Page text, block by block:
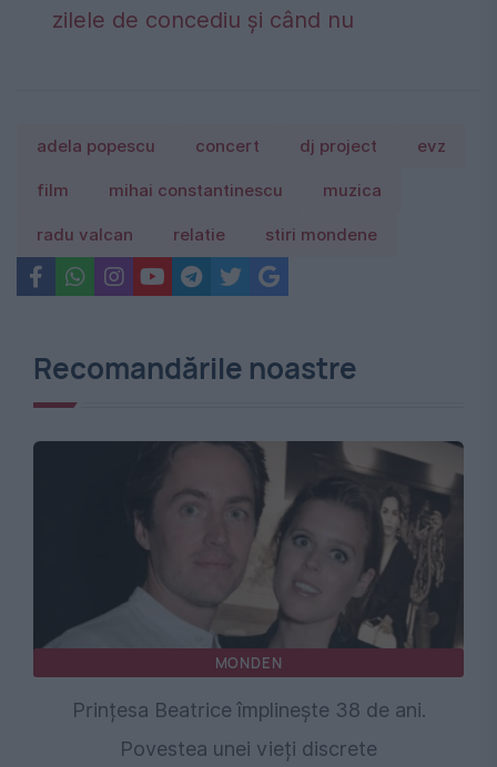
zilele de concediu și când nu
adela popescu concert dj project evz
film mihai constantinescu muzica
radu valcan relatie stiri mondene
Recomandările noastre
MONDEN
Prințesa Beatrice împlinește 38 de ani.
Povestea unei vieți discrete